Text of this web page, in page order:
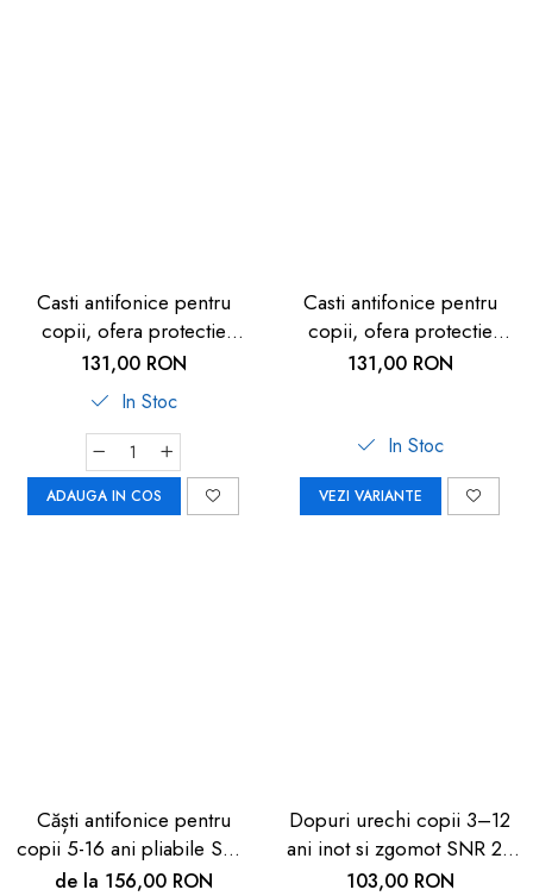
Casti antifonice pentru
copii, ofera protectie
auditiva, SNR 27, 5+ ani,
gri, Reer
131,00 RON
In Stoc
ADAUGA IN COS
Casti antifonice pentru
copii, ofera protectie
auditiva, SNR 27, 5+ ani,
131,00 RON
In Stoc
VEZI VARIANTE
Căști antifonice pentru
copii 5-16 ani pliabile SNR
25 dB
de la 156,00 RON
Dopuri urechi copii 3–12
ani inot si zgomot SNR 25
dB Alpine
103,00 RON